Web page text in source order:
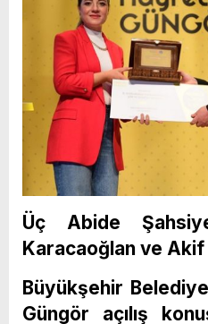
Üç Abide
Karacaoğlan ve Akif
Büyükşehir
Güngör açılış